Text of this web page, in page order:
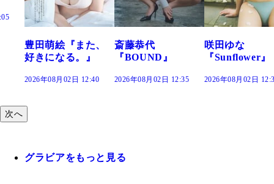
斎藤恭代
『BOUND』
2026年08月02日 12:35
咲田ゆな
『Sunflower』
2026年08月02日 12:30
藤水咲桜『花
だまり』
2026年08月02日
次へ
グラビアをもっと見る